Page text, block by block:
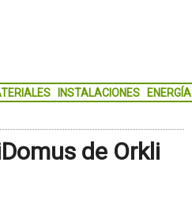
INSTALACIONES ENERGÍA
de Orkli